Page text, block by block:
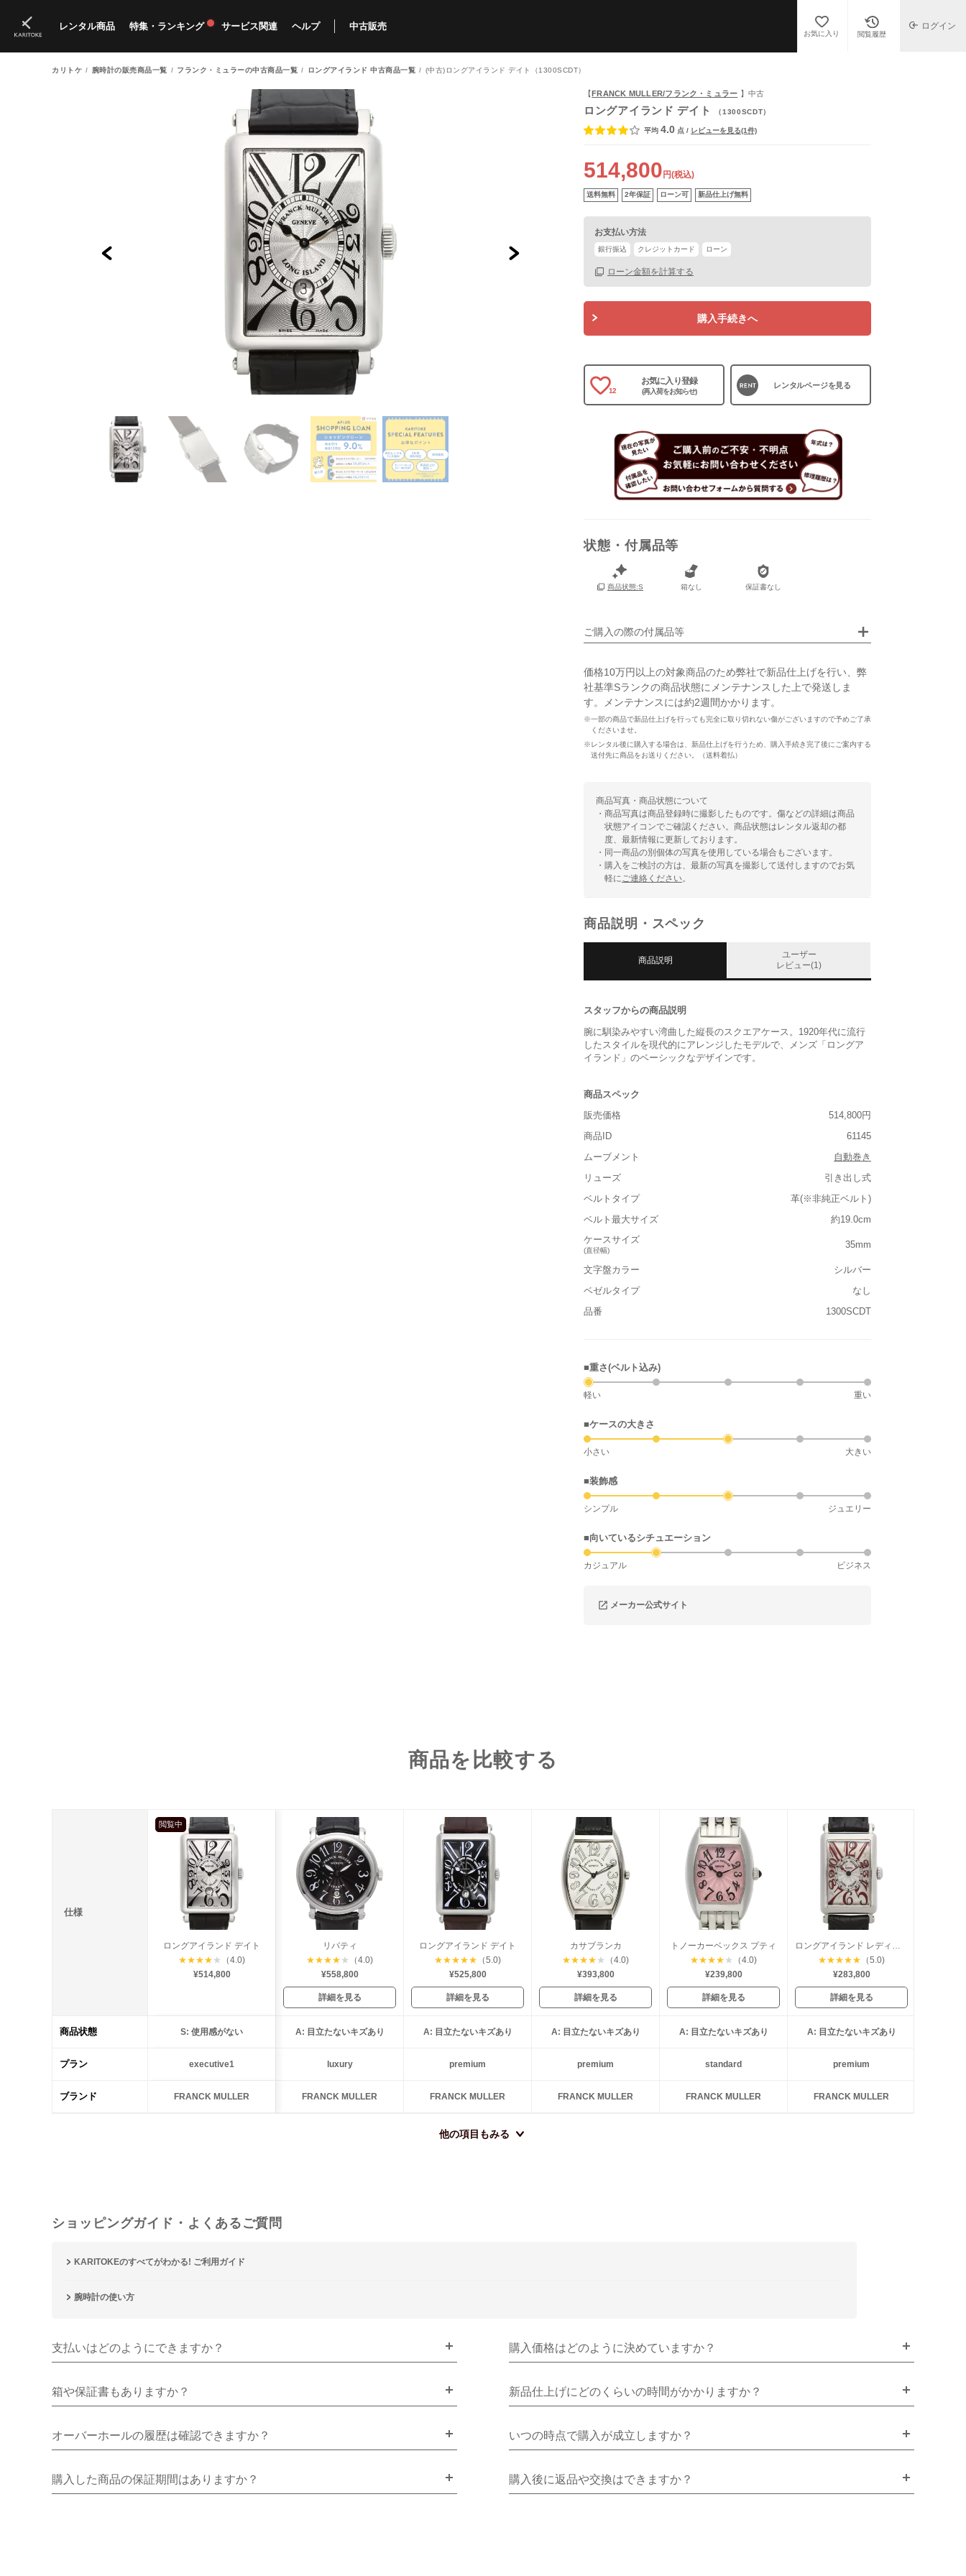
レンタル商品
ブランド一覧 すべての商品 新入荷商品 新規限定商品 購入可能商品
特集・ランキング
特集 ランキング
サービス関連
料金プラン 獲得できるポイント カリトケとは？
ヘルプ
ご利用方法 Q&A
中古販売
中古販売商品 ブランド一覧 中古販売について
お気に入り 閲覧履歴
ログイン
カリトケ 腕時計の販売商品一覧 フランク・ミュラーの中古商品一覧 ロングアイランド 中古商品一覧 (中古)ロングアイランド デイト（1300SCDT）
【FRANCK MULLER/フランク・ミュラー 】中古
ロングアイランド デイト （1300SCDT）
平均 4.0 点 / レビューを見る(1件)
514,800 円(税込)
送料無料 2年保証 ローン可 新品仕上げ無料
お支払い方法
銀行振込 クレジットカード ローン
ローン金額を計算する
購入手続きへ
12
お気に入り登録
(再入荷をお知らせ)
レンタルページを見る
状態・付属品等
商品状態:S 箱なし 保証書なし
ご購入の際の付属品等
保証書
箱
価格10万円以上の対象商品のため弊社で新品仕上げを行い、弊
社基準Sランクの商品状態にメンテナンスした上で発送しま
す。メンテナンスには約2週間かかります。
※一部の商品で新品仕上げを行っても完全に取り切れない傷がございますので予めご了承
くださいませ。
※レンタル後に購入する場合は、新品仕上げを行うため、購入手続き完了後にご案内する
送付先に商品をお送りください。（送料着払）
商品写真・商品状態について
・商品写真は商品登録時に撮影したものです。傷などの詳細は商品
状態アイコンでご確認ください。商品状態はレンタル返却の都
度、最新情報に更新しております。
・同一商品の別個体の写真を使用している場合もございます。
・購入をご検討の方は、最新の写真を撮影して送付しますのでお気
軽にご連絡ください。
商品説明・スペック
商品説明
ユーザー
レビュー(1)
スタッフからの商品説明
腕に馴染みやすい湾曲した縦長のスクエアケース。1920年代に流行
したスタイルを現代的にアレンジしたモデルで、メンズ「ロングア
イランド」のベーシックなデザインです。
商品スペック
販売価格
514,800円
商品ID
61145
ムーブメント
自動巻き
リューズ
引き出し式
ベルトタイプ
革(※非純正ベルト)
ベルト最大サイズ
約19.0cm
ケースサイズ
(直径幅)
35mm
文字盤カラー
シルバー
ベゼルタイプ
なし
品番
1300SCDT
■重さ(ベルト込み)
軽い 重い
■ケースの大きさ
小さい 大きい
■装飾感
シンプル ジュエリー
■向いているシチュエーション
カジュアル ビジネス
メーカー公式サイト
商品を比較する
仕様
閲覧中
ロングアイランド デイト
★★★★ ★
（4.0)
¥514,800
リバティ
★★★★ ★
（4.0)
¥558,800
詳細を見る
ロングアイランド デイト
★★★★★ （5.0)
¥525,800
詳細を見る
カサブランカ
★★★★ ★
（4.0)
¥393,800
詳細を見る
トノーカーベックス プティ
★★★★ ★
（4.0)
¥239,800
詳細を見る
ロングアイランド レディース
★★★★★ （5.0)
¥283,800
詳細を見る
商品状態 S: 使用感がない A: 目立たないキズあり A: 目立たないキズあり A: 目立たないキズあり A: 目立たないキズあり A: 目立たないキズあり
プラン executive1 luxury premium premium standard premium
ブランド FRANCK MULLER FRANCK MULLER FRANCK MULLER FRANCK MULLER FRANCK MULLER FRANCK MULLER
他の項目もみる
ショッピングガイド・よくあるご質問
KARITOKEのすべてがわかる! ご利用ガイド
腕時計の使い方
支払いはどのようにできますか？ 購入価格はどのように決めていますか？
箱や保証書もありますか？ 新品仕上げにどのくらいの時間がかかりますか？
オーバーホールの履歴は確認できますか？ いつの時点で購入が成立しますか？
購入した商品の保証期間はありますか？ 購入後に返品や交換はできますか？